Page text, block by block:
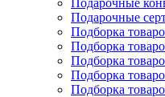
Подарочные
Подарочные
Подборка
Подборка
Подборка
Подборка
Подборка